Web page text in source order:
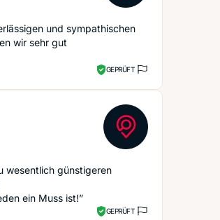
und sympathischen
wir sehr gut
GEPRÜFT
wesentlich günstigeren
ein Muss ist!”
GEPRÜFT